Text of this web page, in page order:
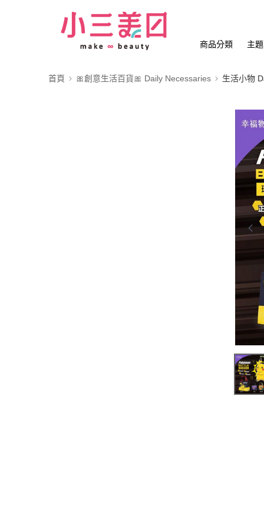
商品分類 主
首頁 🎀創意生活百貨🎀 Daily Necessaries 生活小物